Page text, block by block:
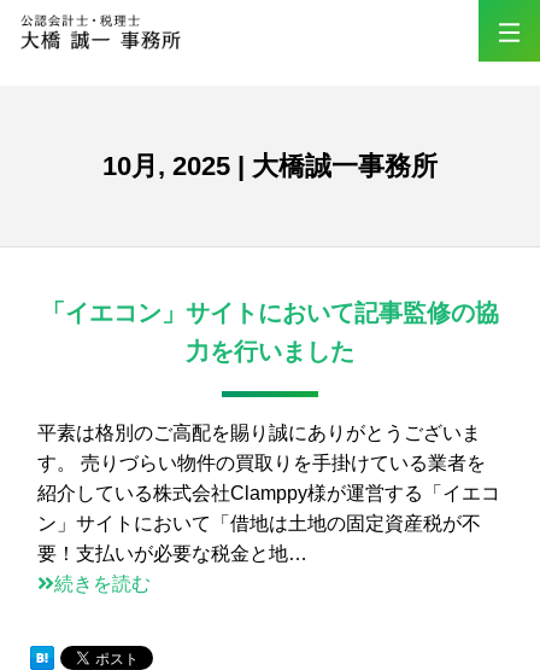
10月, 2025 | 大橋誠一事務所
「イエコン」サイトにおいて記事監修の協
力を行いました
平素は格別のご高配を賜り誠にありがとうございま
す。 売りづらい物件の買取りを手掛けている業者を
紹介している株式会社Clamppy様が運営する「イエコ
ン」サイトにおいて「借地は土地の固定資産税が不
要！支払いが必要な税金と地…
続きを読む